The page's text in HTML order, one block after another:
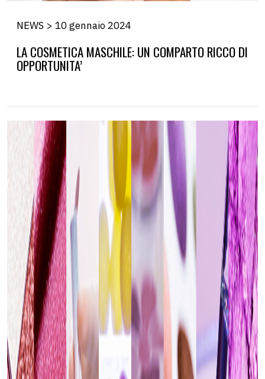
NEWS > 10 gennaio 2024
LA COSMETICA MASCHILE: UN COMPARTO RICCO DI
OPPORTUNITA’